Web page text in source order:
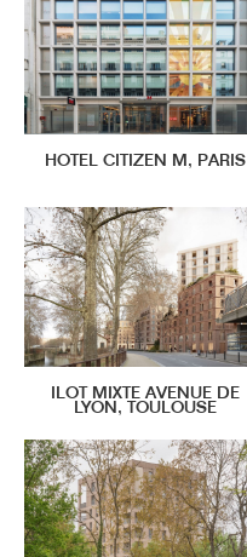
HOTEL CITIZEN M, PARIS
ILOT MIXTE AVENUE DE
LYON, TOULOUSE